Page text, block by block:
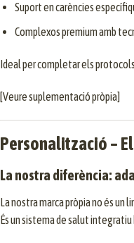
Suport en carències
Complexos premium amb
Ideal per completar els
[Veure suplementació pròpia]
Personalització –
La nostra diferència:
La nostra marca pròpia no és un
És un sistema de salut integratiu